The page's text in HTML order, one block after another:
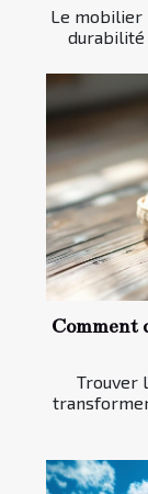
Le mobilier
durabilité
Comment
Trouver